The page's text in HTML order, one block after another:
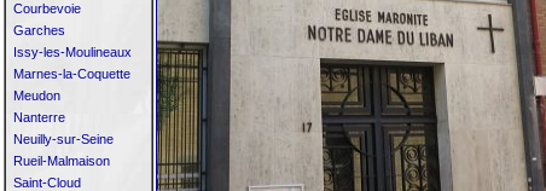
Courbevoie
Garches
Issy-les-Moulineaux
Marnes-la-Coquette
Meudon
Nanterre
Neuilly-sur-Seine
Rueil-Malmaison
Saint-Cloud